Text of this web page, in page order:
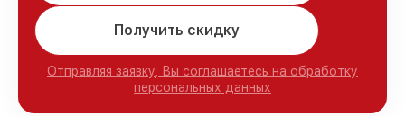
Получить скидку
Отправляя заявку, Вы соглашаетесь на обработку
персональных данных